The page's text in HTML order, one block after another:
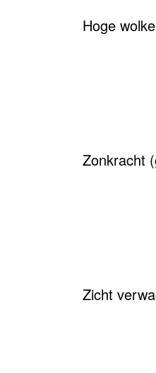
Hoge
Zonkracht
Zicht